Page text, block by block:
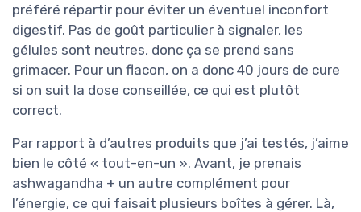
préféré répartir pour éviter un éventuel inconfort
digestif. Pas de goût particulier à signaler, les
gélules sont neutres, donc ça se prend sans
grimacer. Pour un flacon, on a donc 40 jours de cure
si on suit la dose conseillée, ce qui est plutôt
correct.
Par rapport à d’autres produits que j’ai testés, j’aime
bien le côté « tout-en-un ». Avant, je prenais
ashwagandha + un autre complément pour
l’énergie, ce qui faisait plusieurs boîtes à gérer. Là,